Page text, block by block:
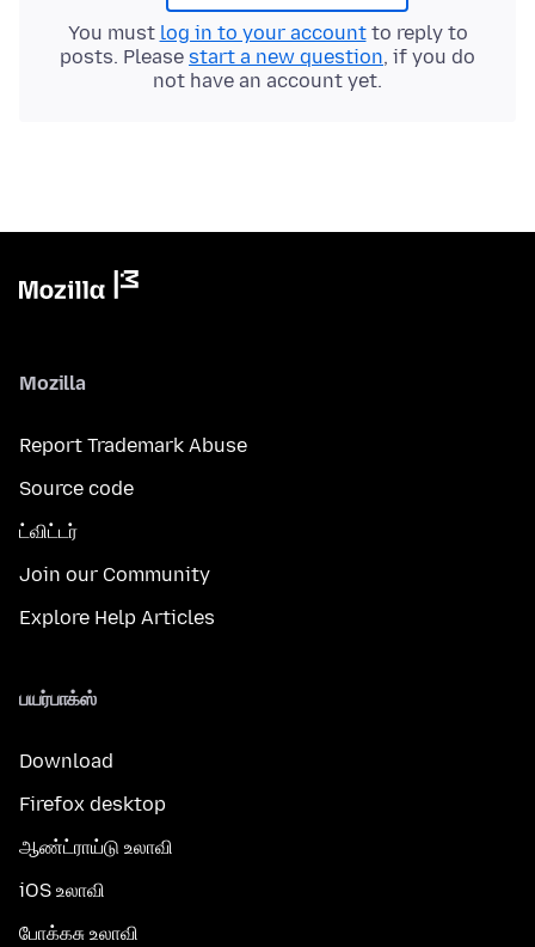
You must log in to your accountto reply to
posts. Please start a new question, if you do
not have an account yet.
Mozilla
Report Trademark Abuse
Source code
ட்விட்டர்
Join our Community
Explore Help Articles
பயர்பாக்ஸ்
Download
Firefox desktop
ஆண்ட்ராய்டு உலாவி
iOS உலாவி
போக்கசு உலாவி